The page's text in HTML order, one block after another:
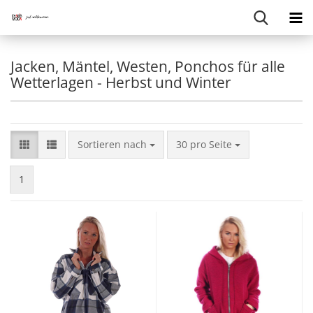
Jacken, Mäntel, Westen, Ponchos für alle
Wetterlagen - Herbst und Winter
Sortieren nach
Sortieren nach 30 pro Seite
pro Seite
1